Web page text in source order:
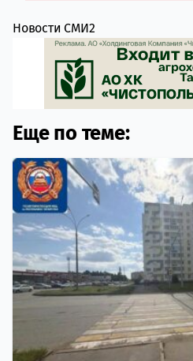
Новости СМИ2
Еще по теме: